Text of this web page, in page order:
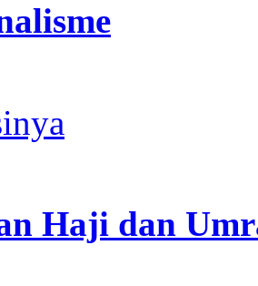
Haji dan